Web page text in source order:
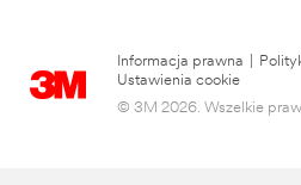
Informacja prawna
Ustawienia cookie
© 3M 2026. Wszelkie